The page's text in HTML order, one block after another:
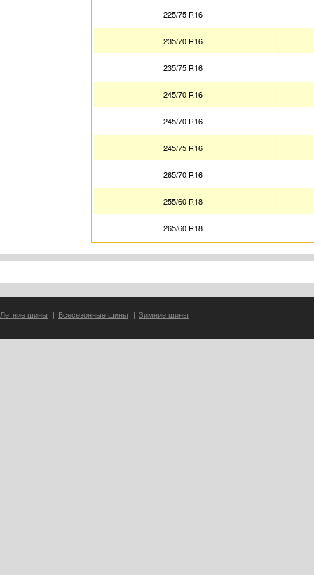
225/75 R16
235/70 R16
235/75 R16
245/70 R16
245/70 R16
245/75 R16
265/70 R16
255/60 R18
265/60 R18
Летние шины | Всесезонные шины | Зимние шины